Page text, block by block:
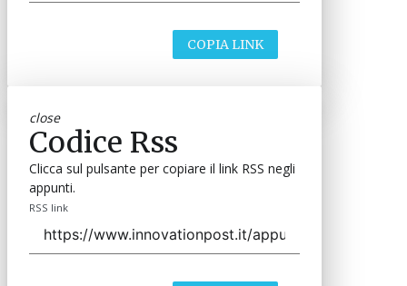
COPIA LINK
close
Codice Rss
Clicca sul pulsante per copiare il link RSS negli
appunti.
RSS link